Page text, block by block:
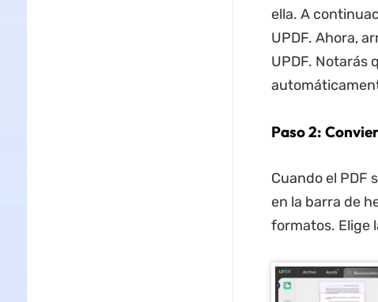
ella. A
UPDF. Ahora,
UPDF. Notarás
Paso 2:
Cuando el PDF
en la barra de
formatos. Elige